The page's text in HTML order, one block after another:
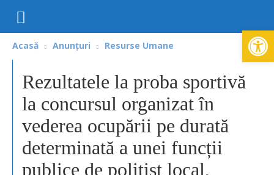
Acasă Anunțuri Resurse Umane
Rezultatele la proba sportivă
la concursul organizat în
vederea ocupării pe durată
determinată a unei funcții
publice de polițist local,
Deschide